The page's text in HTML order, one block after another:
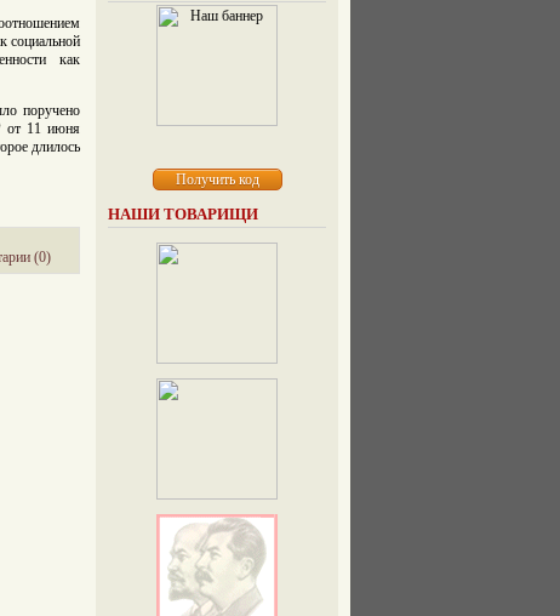
НАШИ ТОВАРИЩИ
социальной
как
поручено
от 11 июня
длилось
(0)